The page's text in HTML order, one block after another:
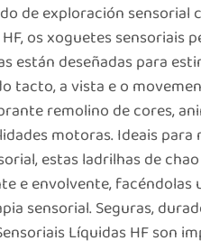
de exploración sensorial
os xoguetes sensoriais
están deseñadas para
tacto, a vista e o
remolino de cores,
motoras. Ideais
estas ladrilhas de
e envolvente, facéndolas
sensorial. Seguras,
Líquidas HF son